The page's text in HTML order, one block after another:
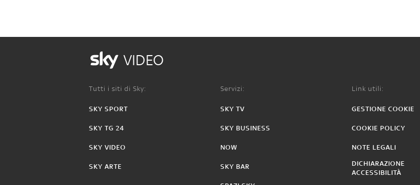
VIDEO
Tutti i siti di Sky:
SKY SPORT
SKY TG 24
SKY VIDEO
SKY ARTE
Servizi:
SKY TV
SKY BUSINESS
NOW
SKY BAR
Link utili:
GESTIONE COOKIE
COOKIE POLICY
NOTE LEGALI
DICHIARAZIONE
ACCESSIBILITÀ